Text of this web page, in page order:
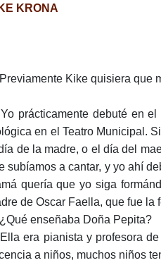
KRONA
Kike quisiera que
prácticamente debuté en
en el Teatro Municipal.
de la madre, o el día del
subíamos a cantar, y yo ahí
quería que yo siga
de Oscar Faella, que fue la
enseñaba Doña Pepita?
era pianista y profesora
a niños, muchos niños